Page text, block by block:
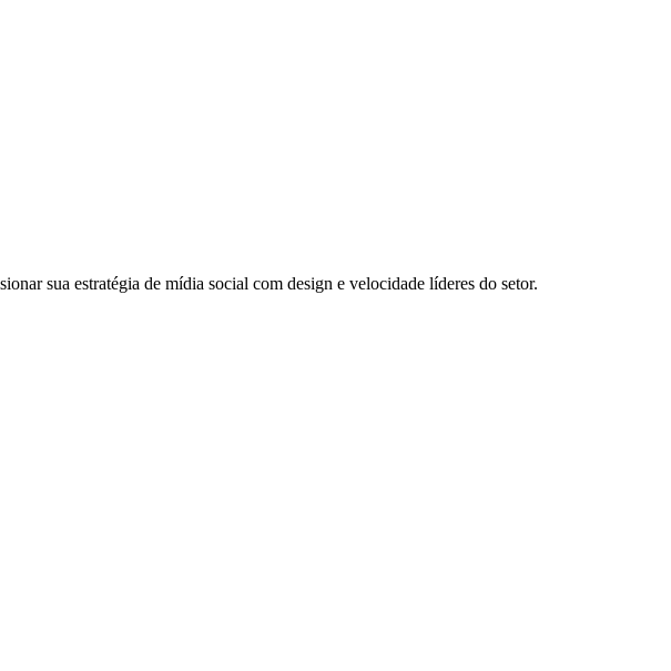
sua estratégia de mídia social com design e velocidade líderes do setor.